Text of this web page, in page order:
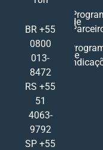
BR +55
0800
013-
8472
RS +55
51
4063-
9792
SP +55
de
de